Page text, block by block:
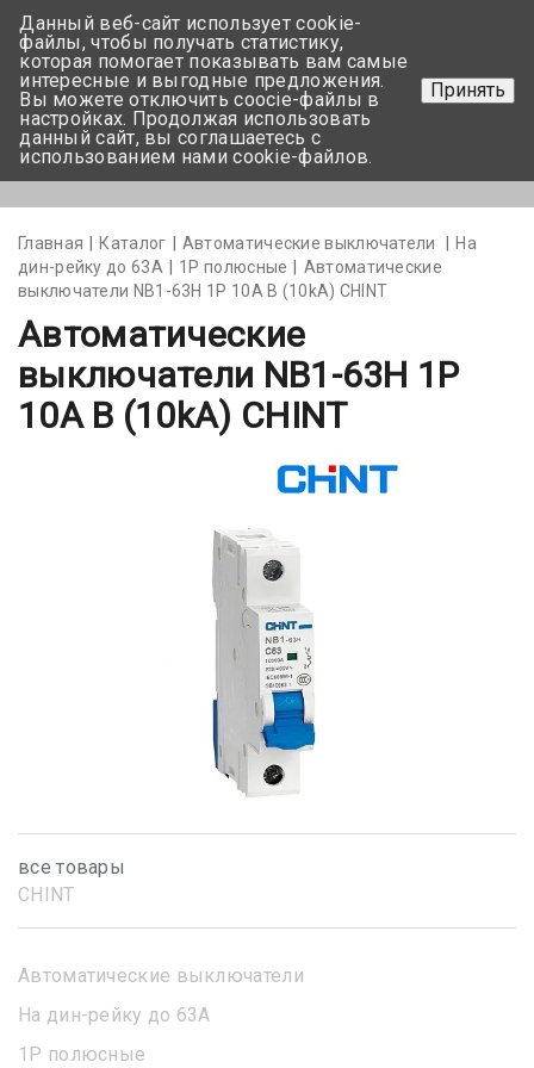
+375 17-350-99-56
+375 44-752-82-08
Задать вопрос
Главная Каталог Автоматические выключатели
На
дин-рейку до 63А
1Р полюсные
Автоматические
выключатели NB1-63H 1P 10A B (10kA) CHINT
Автоматические
выключатели NB1-63H 1P
10A B (10kA) CHINT
все товары
CHINT
Автоматические выключатели
На дин-рейку до 63А
1Р полюсные
Данный веб-сайт использует cookie-
файлы, чтобы получать статистику,
которая помогает показывать вам самые
интересные и выгодные предложения.
Вы можете отключить coocie-файлы в
настройках. Продолжая использовать
данный сайт, вы соглашаетесь с
использованием нами cookie-файлов.
Принять